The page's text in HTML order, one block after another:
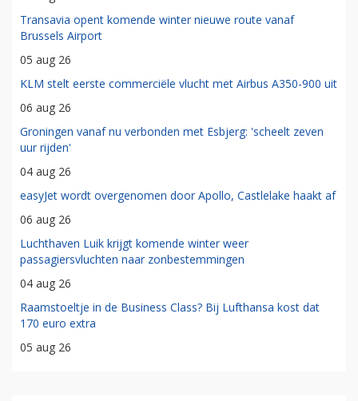
Transavia opent komende winter nieuwe route vanaf
Brussels Airport
05 aug 26
KLM stelt eerste commerciële vlucht met Airbus A350-900 uit
06 aug 26
Groningen vanaf nu verbonden met Esbjerg: 'scheelt zeven
uur rijden'
04 aug 26
easyJet wordt overgenomen door Apollo, Castlelake haakt af
06 aug 26
Luchthaven Luik krijgt komende winter weer
passagiersvluchten naar zonbestemmingen
04 aug 26
Raamstoeltje in de Business Class? Bij Lufthansa kost dat
170 euro extra
05 aug 26